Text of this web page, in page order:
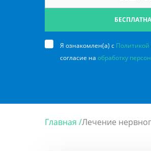
Я ознакомлен(а) с
согласие на обработку
Главная /Лечение